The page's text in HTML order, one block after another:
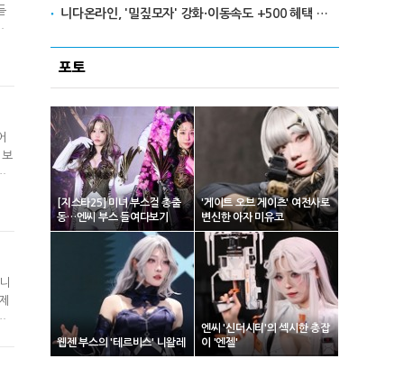
니다온라인, '밀짚모자' 강화·이동속도 +500 혜택 이벤트 진행
포토
[지스타25] 미녀 부스걸 총출
동…엔씨 부스 들여다보기
'게이트 오브 게이츠' 여전사로
변신한 아자 미유코
웹젠 부스의 '테르비스' 니왈레
엔씨 '신더시티'의 섹시한 총잡
이 '엔젤'